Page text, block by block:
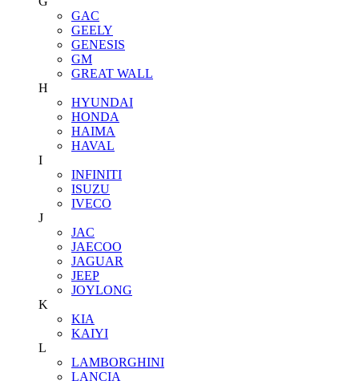
GAC
GEELY
GENESIS
GM
GREAT WALL
H
HYUNDAI
HONDA
HAIMA
HAVAL
I
INFINITI
ISUZU
IVECO
J
JAC
JAECOO
JAGUAR
JEEP
JOYLONG
K
KIA
KAIYI
L
LAMBORGHINI
LANCIA